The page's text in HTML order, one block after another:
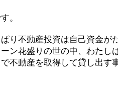
。
り不動産投資は自己資金が
ン花盛りの世の中、わたし
不動産を取得して貸し出す